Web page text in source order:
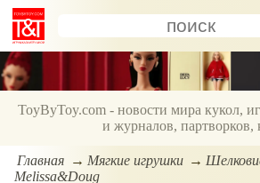
ToyByToy.com - новости мира кукол,
и журналов, партворков,
Главная Мягкие игрушки
Melissa&Doug